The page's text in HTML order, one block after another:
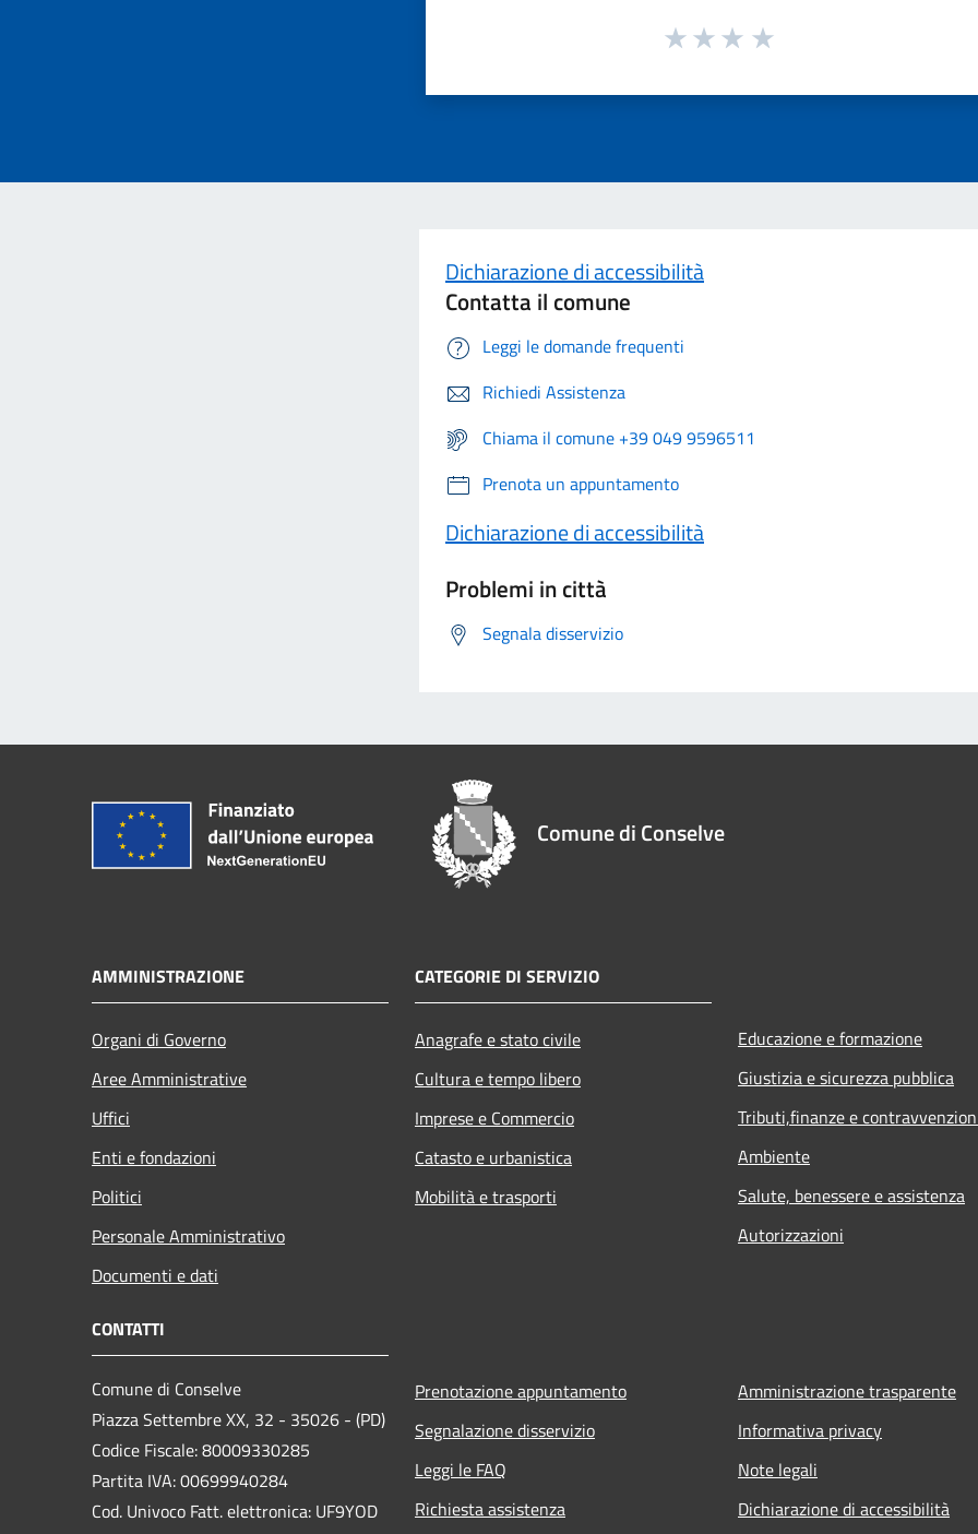
Dichiarazione di accessibilità
Contatta il comune
Leggi le domande frequenti
Richiedi Assistenza
Chiama il comune +39 049 9596511
Prenota un appuntamento
Dichiarazione di accessibilità
Problemi in città
Segnala disservizio
Comune di Conselve
AMMINISTRAZIONE
Organi di Governo
Aree Amministrative
Uffici
Enti e fondazioni
Politici
Personale Amministrativo
Documenti e dati
CATEGORIE DI SERVIZIO
Anagrafe e stato civile
Cultura e tempo libero
Imprese e Commercio
Catasto e urbanistica
Mobilità e trasporti
Educazione e formazione
Giustizia e sicurezza pubblica
Tributi,finanze e
Ambiente
Salute, benessere e assistenza
Autorizzazioni
CONTATTI
Comune di Conselve
Piazza Settembre XX, 32 - 35026 - (PD)
Codice Fiscale: 80009330285
Partita IVA: 00699940284
Cod. Univoco Fatt. elettronica: UF9YOD
Prenotazione appuntamento
Segnalazione disservizio
Leggi le FAQ
Richiesta assistenza
Amministrazione trasparente
Informativa privacy
Note legali
Dichiarazione di accessibilità